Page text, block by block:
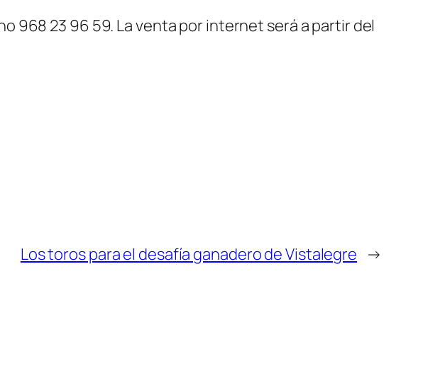
968 23 96 59. La venta por internet será a partir del
Los toros para el desafía ganadero de Vistalegre →